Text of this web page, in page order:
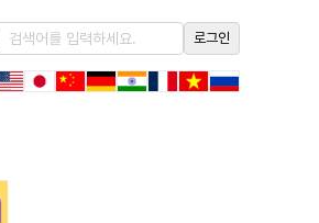
로그인